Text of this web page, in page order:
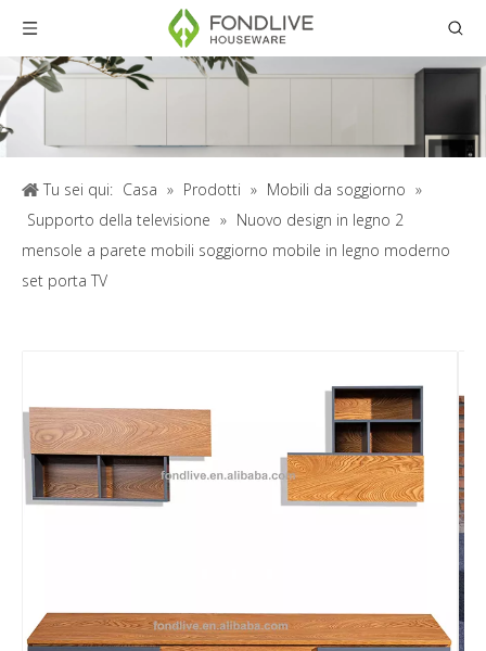
Tu sei qui: Casa » Prodotti » Mobili da soggiorno »
Supporto della televisione » Nuovo design in legno 2
mensole a parete mobili soggiorno mobile in legno moderno
set porta TV